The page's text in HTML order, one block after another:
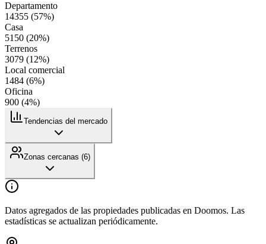
Departamento
14355 (57%)
Casa
5150 (20%)
Terrenos
3079 (12%)
Local comercial
1484 (6%)
Oficina
900 (4%)
Tendencias del mercado
Zonas cercanas (6)
Datos agregados de las propiedades publicadas en Doomos. Las
estadísticas se actualizan periódicamente.